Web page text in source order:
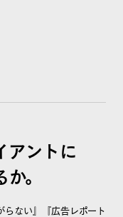
アントに
。
らない』『広告レポート